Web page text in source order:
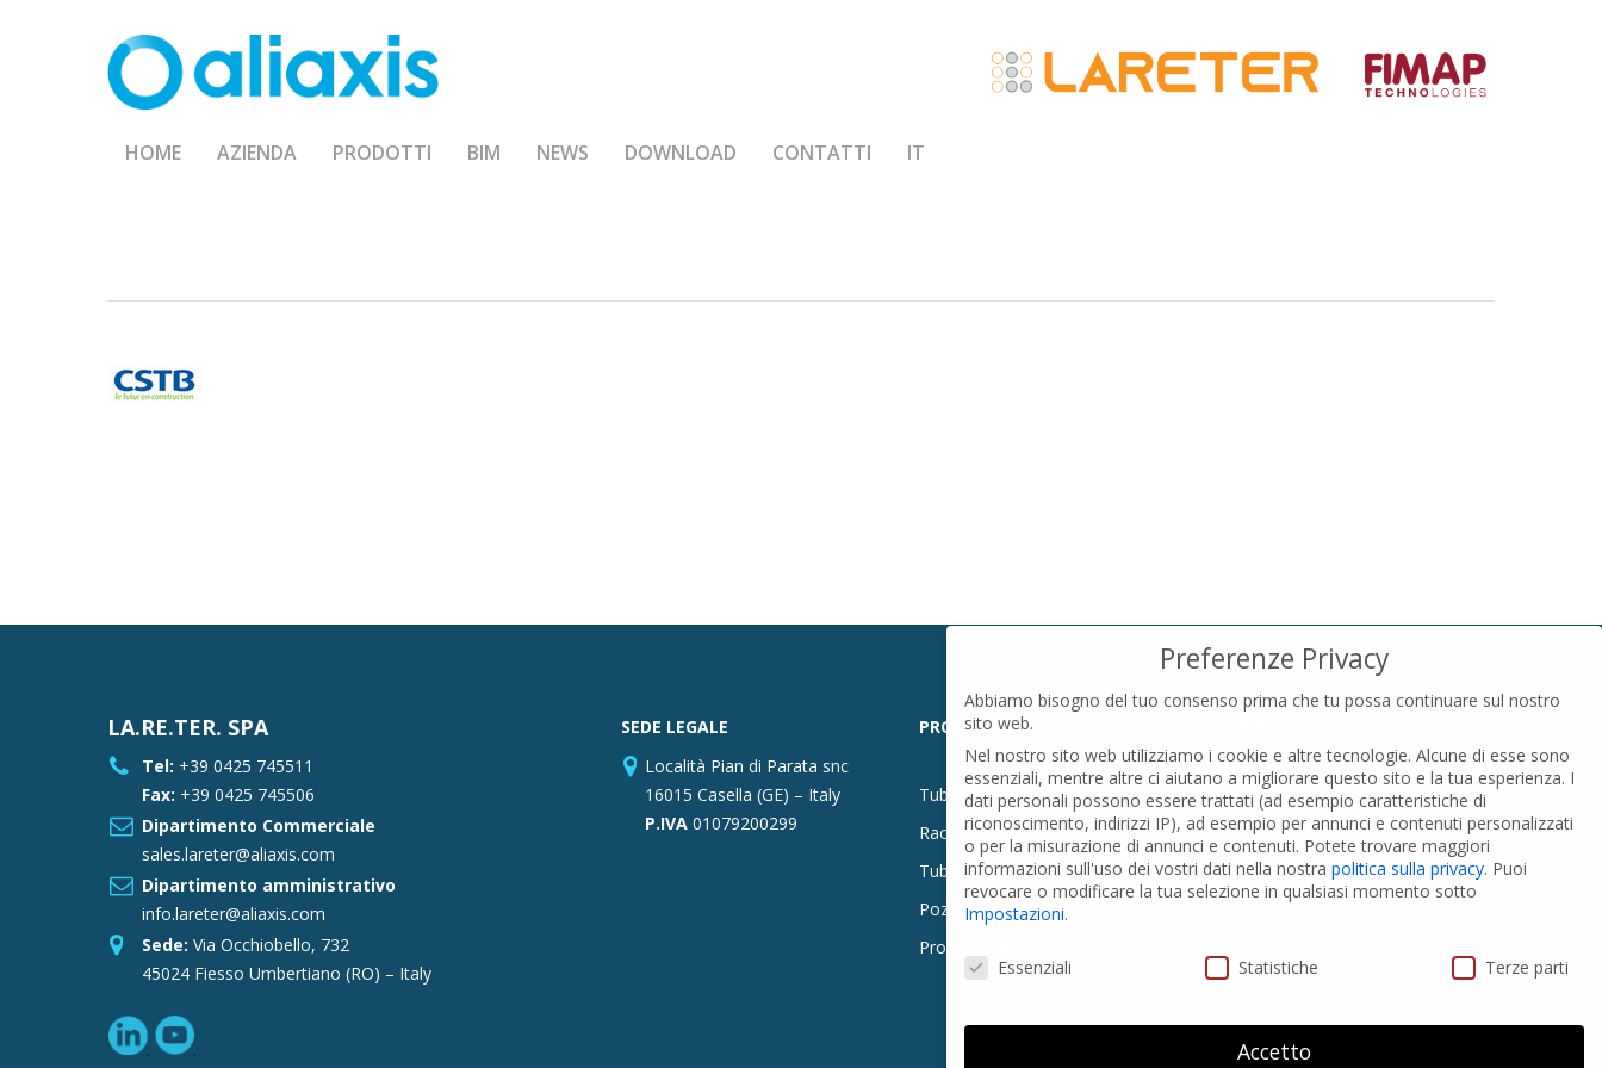
HOME AZIENDA PRODOTTI BIM NEWS DOWNLOAD CONTATTI IT
LA.RE.TER. SPA
Tel: +39 0425 745511
Fax: +39 0425 745506
Dipartimento Commerciale
sales.lareter@aliaxis.com
Dipartimento amministrativo
info.lareter@aliaxis.com
Sede: Via Occhiobello, 732
45024 Fiesso Umbertiano (RO) – Italy
SEDE LEGALE
Località Pian di Parata snc
16015 Casella (GE) – Italy
P.IVA01079200299
PRODOTTI
Tubi PVC
Raccordi PVC
Tubi e Raccordi in PVC-A
Pozzi Artesiani
Prodotti speciali
Privacy Policy
Cookies Policy
GDPR Personal data
Modifica impostazione Cookies
Preferenze Privacy
Abbiamo bisogno del tuo consenso prima che tu possa continuare sul nostro
sito web.
Nel nostro sito web utilizziamo i cookie e altre tecnologie. Alcune di esse sono
essenziali, mentre altre ci aiutano a migliorare questo sito e la tua esperienza. I
dati personali possono essere trattati (ad esempio caratteristiche di
riconoscimento, indirizzi IP), ad esempio per annunci e contenuti personalizzati
o per la misurazione di annunci e contenuti. Potete trovare maggiori
informazioni sull'uso dei vostri dati nella nostra politica sulla privacy. Puoi
revocare o modificare la tua selezione in qualsiasi momento sotto
Impostazioni.
Preferenze Privacy
Essenziali Statistiche Terze parti
Accetto